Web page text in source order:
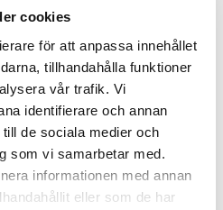
cookies
för att anpassa innehållet
tillhandahålla funktioner
vår trafik. Vi
identifierare och annan
de sociala medier och
som vi samarbetar med.
informationen med annan
eller som de har
En nyckelperson i
Justus
samlingarnas första intendent
hans ledning, och genom
samlingarna avsevärt. Det
är från tidigt 1800-tal. Bland
av fjärilen
som är sällsynt även